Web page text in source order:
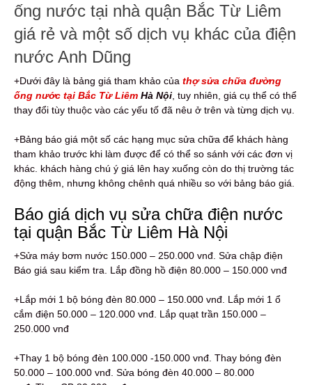
ống nước tại nhà quận Bắc Từ Liêm
giá rẻ và một số dịch vụ khác của điện
nước Anh Dũng
+Dưới đây là bảng giá tham khảo của thợ sửa chữa đường
ống nước tại Bắc Từ Liêm Hà Nội , tuy nhiên, giá cụ thể có thể
thay đổi tùy thuộc vào các yếu tố đã nêu ở trên và từng dịch vụ.
+Bảng báo giá một số các hạng mục sửa chữa để khách hàng
tham khảo trước khi làm được để có thể so sánh với các đơn vị
khác. khách hàng chú ý giá lên hay xuống còn do thị trường tác
động thêm, nhưng không chênh quá nhiều so với bảng báo giá.
Báo giá dịch vụ sửa chữa điện nước
tại quận Bắc Từ Liêm Hà Nội
+Sửa máy bơm nước 150.000 – 250.000 vnđ. Sửa chập điện
Báo giá sau kiểm tra. Lắp đồng hồ điện 80.000 – 150.000 vnđ
+Lắp mới 1 bộ bóng đèn 80.000 – 150.000 vnđ. Lắp mới 1 ổ
cắm điện 50.000 – 120.000 vnđ. Lắp quạt trần 150.000 –
250.000 vnđ
+Thay 1 bộ bóng đèn 100.000 -150.000 vnđ. Thay bóng đèn
50.000 – 100.000 vnđ. Sửa bóng đèn 40.000 – 80.000